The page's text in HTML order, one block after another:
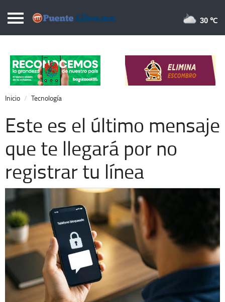
Puentelibre.mx
Local
Nacional
Opinión
Cronos
Economía
Espectáculos
Deportes
Extra +
30 ℃
Inicio Tecnología
Este es el último mensaje
que te llegará por no
registrar tu línea